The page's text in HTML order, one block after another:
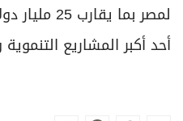
لمصر بما
أحد أكبر المشاريع